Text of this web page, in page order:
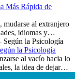
Más Rápida de
al extranjero
idiomas y
la Psicología
al vacío hacia lo
la idea de dejar